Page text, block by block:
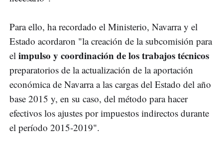
Para ello, ha recordado el Ministerio, Navarra y el
Estado acordaron "la creación de la subcomisión para
el impulso y coordinación de los trabajos técnicos
preparatorios de la actualización de la aportación
económica de Navarra a las cargas del Estado del año
base 2015 y, en su caso, del método para hacer
efectivos los ajustes por impuestos indirectos durante
el período 2015-2019".